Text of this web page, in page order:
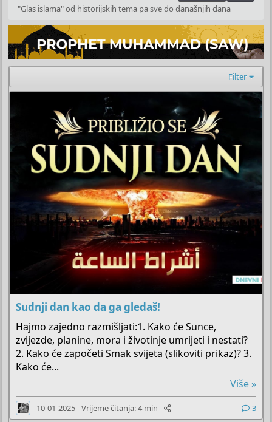
"Glas islama" od historijskih tema pa sve do današnjih dana
Filter
Sudnji dan kao da ga gledaš!
Hajmo zajedno razmišljati:1. Kako će Sunce,
zvijezde, planine, mora i životinje umrijeti i nestati?
2. Kako će započeti Smak svijeta (slikoviti prikaz)? 3.
Kako će...
Više »
10-01-2025 Vrijeme čitanja: 4 min 3